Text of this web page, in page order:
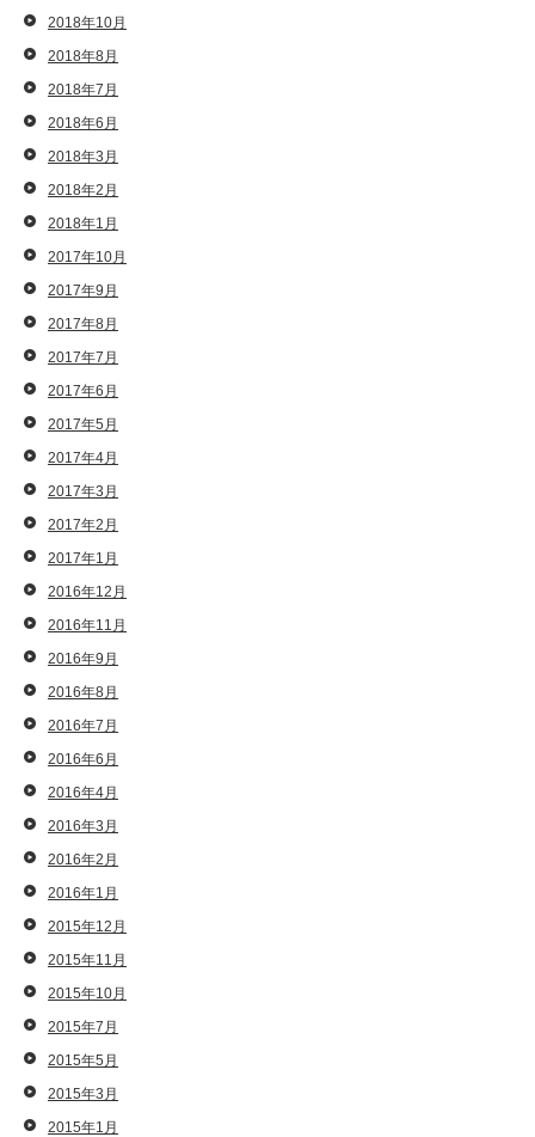
2018年10月
2018年8月
2018年7月
2018年6月
2018年3月
2018年2月
2018年1月
2017年10月
2017年9月
2017年8月
2017年7月
2017年6月
2017年5月
2017年4月
2017年3月
2017年2月
2017年1月
2016年12月
2016年11月
2016年9月
2016年8月
2016年7月
2016年6月
2016年4月
2016年3月
2016年2月
2016年1月
2015年12月
2015年11月
2015年10月
2015年7月
2015年5月
2015年3月
2015年1月